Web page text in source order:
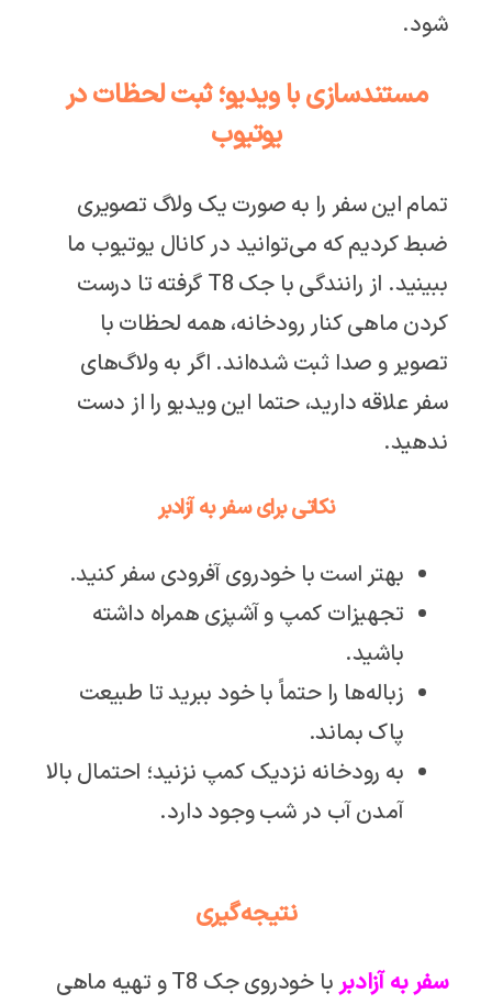
شود.
مستندسازی با ویدیو؛ ثبت لحظات در
یوتیوب
تمام این سفر را به صورت یک ولاگ تصویری
ضبط کردیم که می‌توانید در کانال یوتیوب ما
ببینید. از رانندگی با جک T8 گرفته تا درست
کردن ماهی کنار رودخانه، همه لحظات با
تصویر و صدا ثبت شده‌اند. اگر به ولاگ‌های
سفر علاقه دارید، حتما این ویدیو را از دست
ندهید.
نکاتی برای سفر به آزادبر
بهتر است با خودروی آفرودی سفر کنید.
تجهیزات کمپ و آشپزی همراه داشته
باشید.
زباله‌ها را حتماً با خود ببرید تا طبیعت
پاک بماند.
به رودخانه نزدیک کمپ نزنید؛ احتمال بالا
آمدن آب در شب وجود دارد.
نتیجه‌گیری
سفر به آزادبر
با خودروی جک T8 و تهیه ماهی